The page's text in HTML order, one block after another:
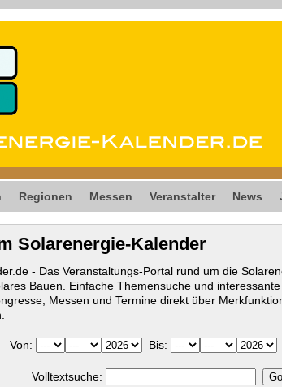
Regionen Messen Veranstalter News
Solarenergie-Kalender
- Das Veranstaltungs-Portal rund um die
Bauen. Einfache Themensuche und interessante
Messen und Termine direkt über
Von: Bis:
Volltextsuche: